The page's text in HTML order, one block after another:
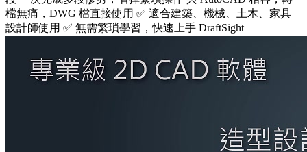
檔無痛，DWG 檔直接使用 ✅ 適合建築、機械、土木、家具
設計師使用 ✅ 無需繁瑣學習，快速上手 DraftSight